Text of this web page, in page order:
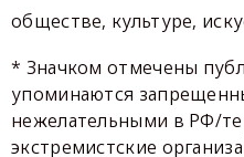
обществе, культуре,
* Значком отмечены
упоминаются
нежелательными в РФ/
экстремистские